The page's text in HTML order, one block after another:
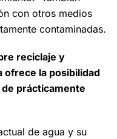
con otros medios
contaminadas.
reciclaje y
ofrece la posibilidad
prácticamente
de agua y su